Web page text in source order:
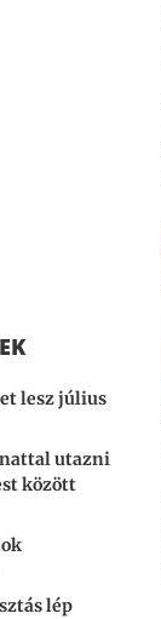
lesz július
utazni
között
lép